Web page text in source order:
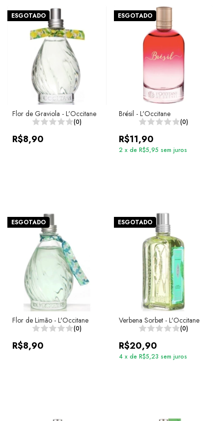
ESGOTADO
Flor de Graviola - L'Occitane
(0)
R$8,90
ESGOTADO
Brésil - L'Occitane
(0)
R$11,90
2 x de R$5,95 sem juros
ESGOTADO
Flor de Limão - L'Occitane
(0)
R$8,90
ESGOTADO
Verbena Sorbet - L'Occitane
(0)
R$20,90
4 x de R$5,23 sem juros